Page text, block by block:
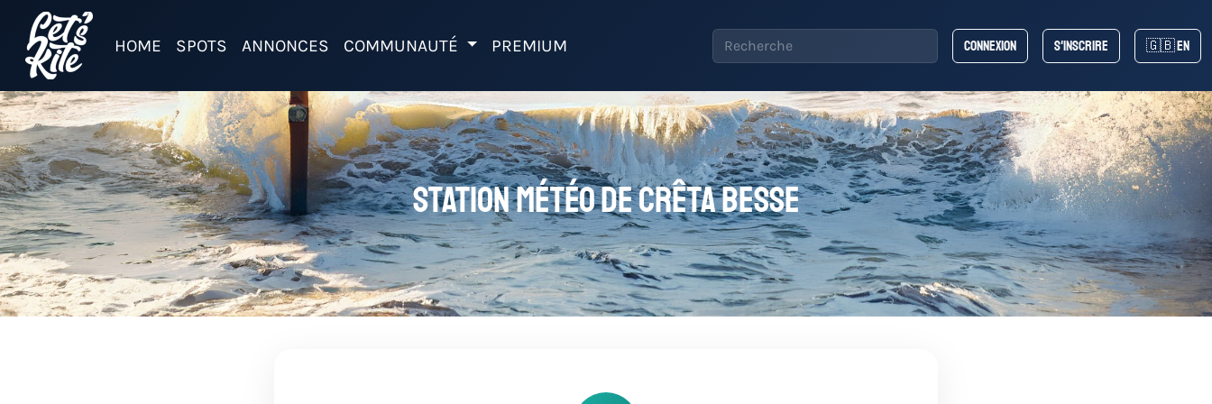
HOME SPOTS ANNONCES COMMUNAUTÉ PREMIUM Connexion S'inscrire 🇬🇧 EN
Station météo de Crêta Besse